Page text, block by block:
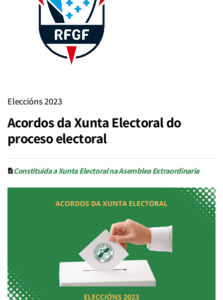
Eleccións 2023
Acordos da Xunta Electoral do
proceso electoral
Constituida a Xunta Electoral na Asemblea Extraordinaria